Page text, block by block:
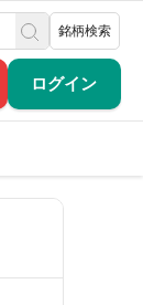
ログイン
銘柄検索